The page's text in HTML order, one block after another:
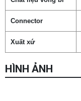
Connector
Xuất xứ
HÌNH ẢNH